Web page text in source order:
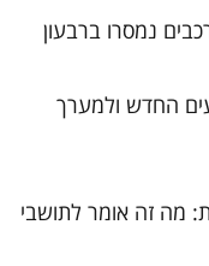
החדש ולמערך
משיקה מימון ב-0% ריבית: מה זה אומר לתושבי